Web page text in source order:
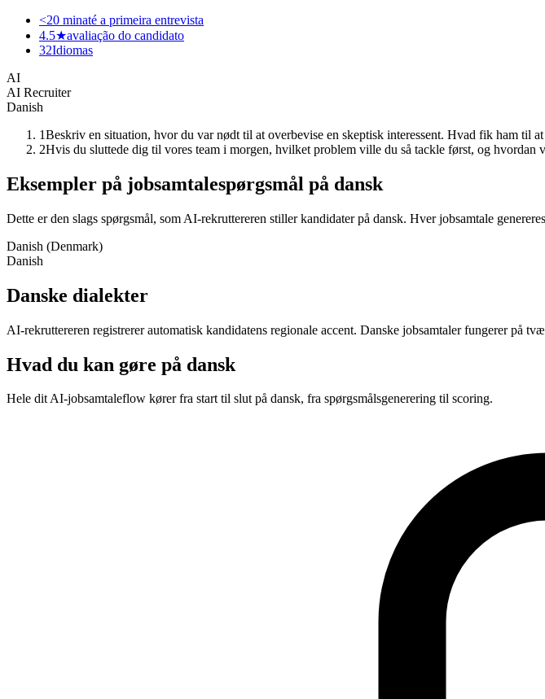
<20 minaté a primeira entrevista
4.5★avaliação do candidato
32Idiomas
AI
AI Recruiter
Danish
1Beskriv en situation, hvor du var nødt til at overbevise en skeptisk interessent. Hvad fik ham til
2Hvis du sluttede dig til vores team i morgen, hvilket problem ville du så tackle først, og hvordan
Eksempler på jobsamtalespørgsmål på dansk
Dette er den slags spørgsmål, som AI-rekruttereren stiller kandidater på dansk. Hver jobsamtale
Danish (Denmark)
Danish
Danske dialekter
AI-rekruttereren registrerer automatisk kandidatens regionale accent. Danske jobsamtaler fungerer på
Hvad du kan gøre på dansk
Hele dit AI-jobsamtaleflow kører fra start til slut på dansk, fra spørgsmålsgenerering til scoring.